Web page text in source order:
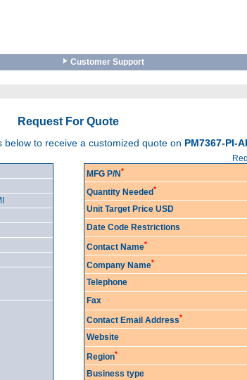
Customer Support
Request For Quote
below to receive a customized quote on PM7367-PI-
MFG P/N*
Quantity Needed*
Unit Target Price USD
Date Code Restrictions
Contact Name*
Company Name*
Telephone
Fax
Contact Email Address*
Website
Region*
Business type